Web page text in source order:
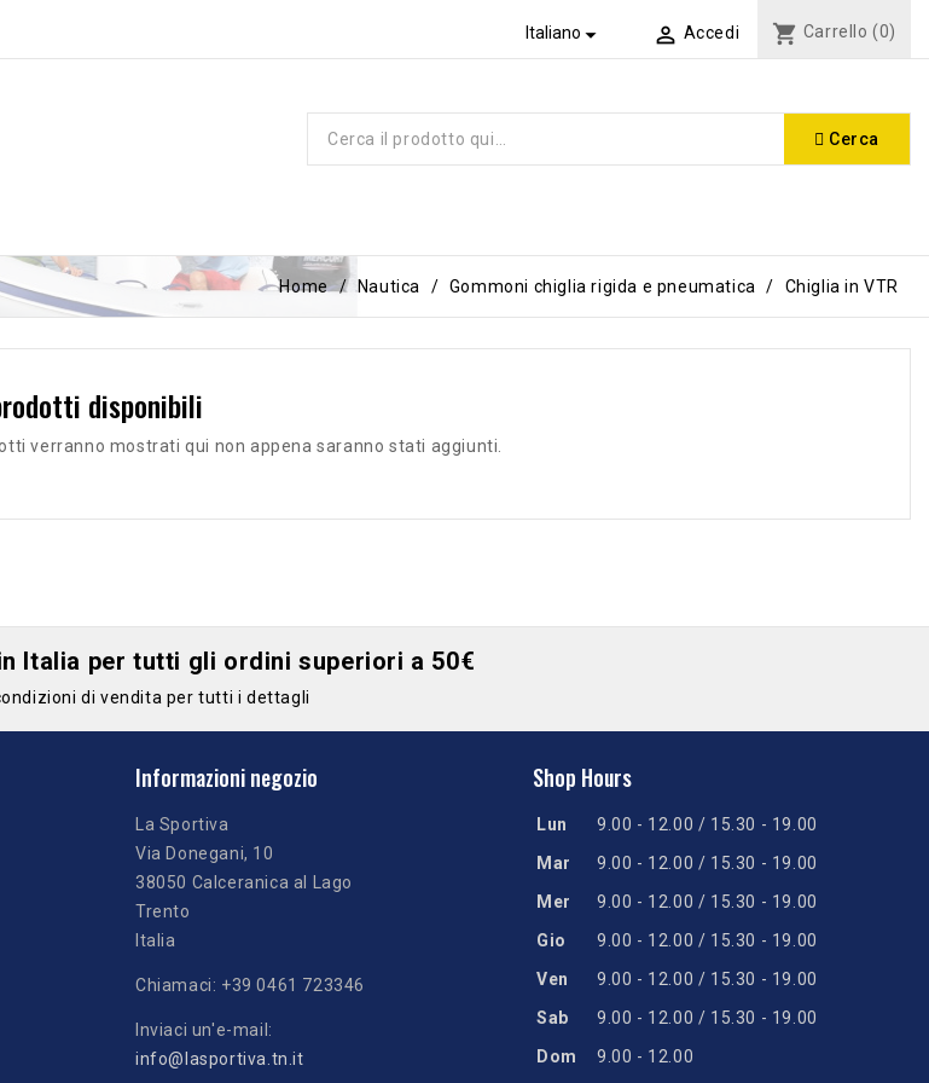
Italiano  Accedi shopping_cart Carrello (0)
Cerca
Home Nautica Gommoni chiglia rigida e pneumatica Chiglia in VTR
disponibili
verranno mostrati qui non appena saranno stati aggiunti.
Italia per tutti gli ordini superiori a 50€
di vendita per tutti i dettagli
Informazioni negozio
La Sportiva
Via Donegani, 10
38050 Calceranica al Lago
Trento
Italia
Chiamaci: +39 0461 723346
Inviaci un'e-mail:
info@lasportiva.tn.it
Shop Hours
Lun
9.00 - 12.00 / 15.30 - 19.00
Mar
9.00 - 12.00 / 15.30 - 19.00
Mer
9.00 - 12.00 / 15.30 - 19.00
Gio
9.00 - 12.00 / 15.30 - 19.00
Ven
9.00 - 12.00 / 15.30 - 19.00
Sab
9.00 - 12.00 / 15.30 - 19.00
Dom
9.00 - 12.00